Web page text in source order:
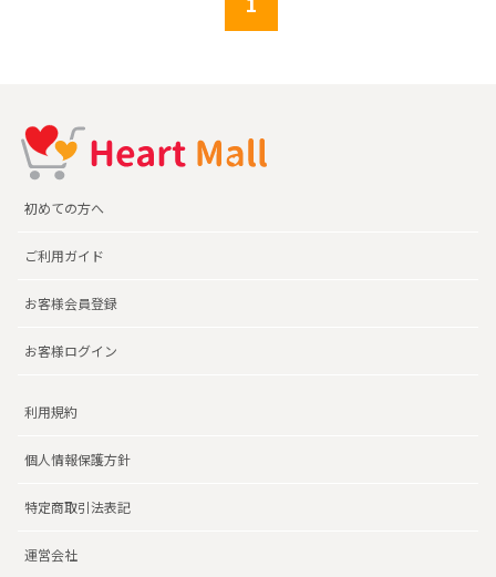
初めての方へ
ご利用ガイド
お客様会員登録
お客様ログイン
利用規約
個人情報保護方針
特定商取引法表記
運営会社